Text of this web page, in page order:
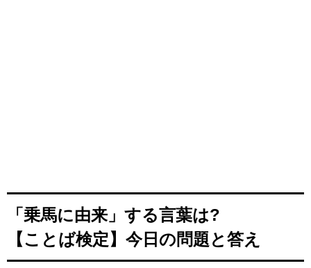
「乗馬に由来」する言葉は?
【ことば検定】今日の問題と答え